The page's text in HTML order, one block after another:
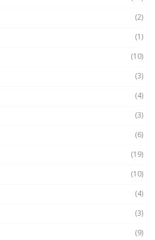
(2)
(1)
(10)
(3)
(4)
(3)
(6)
(19)
(10)
(4)
(3)
(9)